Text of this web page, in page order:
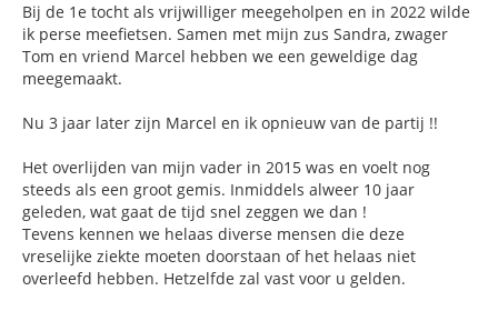
Bij de 1e tocht als vrijwilliger meegeholpen en in 2022 wilde
ik perse meefietsen. Samen met mijn zus Sandra, zwager
Tom en vriend Marcel hebben we een geweldige dag
meegemaakt.
Nu 3 jaar later zijn Marcel en ik opnieuw van de partij !!
Het overlijden van mijn vader in 2015 was en voelt nog
steeds als een groot gemis. Inmiddels alweer 10 jaar
geleden, wat gaat de tijd snel zeggen we dan !
Tevens kennen we helaas diverse mensen die deze
vreselijke ziekte moeten doorstaan of het helaas niet
overleefd hebben. Hetzelfde zal vast voor u gelden.